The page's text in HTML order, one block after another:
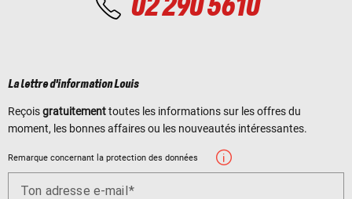
02 290 5610
La lettre d'information Louis
Reçoisgratuitementtoutes les informations sur les offres du
moment, les bonnes affaires ou les nouveautés intéressantes.
Remarque concernant la protection des données
Ton adresse e-mail